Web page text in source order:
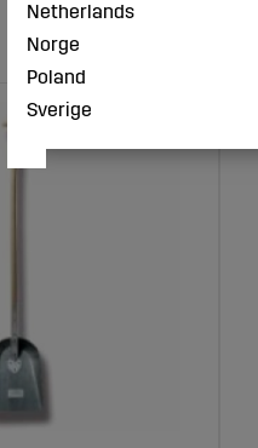
Netherlands
Norge
Poland
Sverige